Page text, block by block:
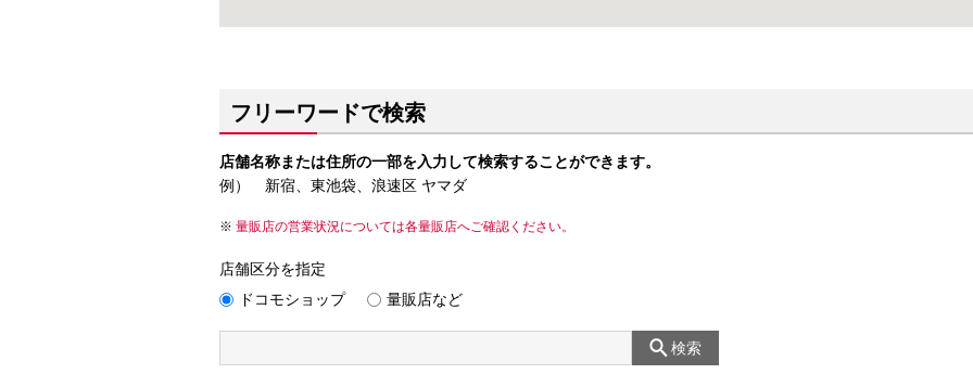
フリーワードで検索
店舗名称または住所の一部を入力して検索することができます。
例） 新宿、東池袋、浪速区 ヤマダ
量販店の営業状況については各量販店へご確認ください。
店舗区分を指定
ドコモショップ
量販店など
検索